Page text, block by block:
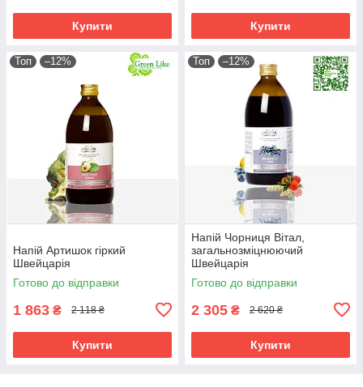
Купити Купити
Топ –12%
Напій Артишок гіркий
Швейцарія
Готово до відправки
1 863 ₴ 2 118 ₴
Купити
Топ –12%
Напій Чорниця Вітал,
загальнозміцнюючий
Швейцарія
Готово до відправки
2 305 ₴ 2 620 ₴
Купити